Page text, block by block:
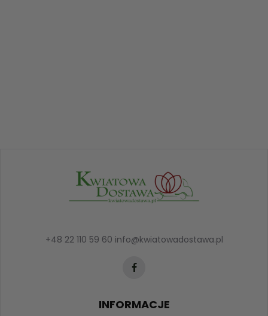
+48 22 110 59 60 info@kwiatowadostawa.pl
INFORMACJE